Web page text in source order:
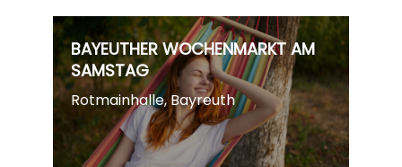
BAYEUTHER WOCHENMARKT AM
SAMSTAG
Rotmainhalle, Bayreuth